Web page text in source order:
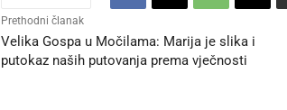
Prethodni članak
Velika Gospa u Močilama: Marija je slika i
putokaz naših putovanja prema vječnosti